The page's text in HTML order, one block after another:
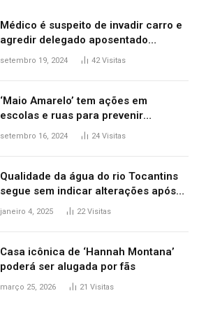
Médico é suspeito de invadir carro e
agredir delegado aposentado
durante confusão no trânsito
setembro 19, 2024 42Visitas
‘Maio Amarelo’ tem ações em
escolas e ruas para prevenir
acidentes no trânsito no AP
setembro 16, 2024 24 Visitas
Qualidade da água do rio Tocantins
segue sem indicar alterações após
desabamento da ponte entre MA e
janeiro 4, 2025 22Visitas
Casa icônica de ‘Hannah Montana’
poderá ser alugada por fãs
março 25, 2026 21 Visitas